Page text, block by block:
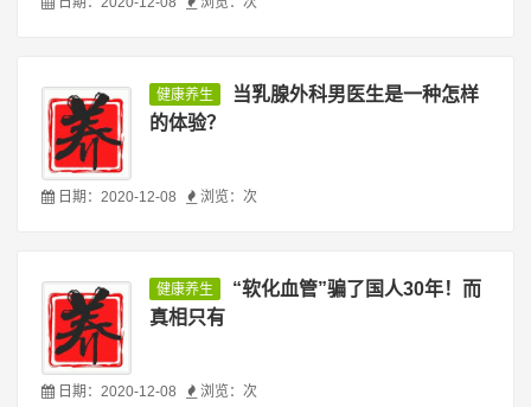
健康养生
当乳腺外科男医生是一种怎样
的体验？
日期：2020-12-08 浏览： 次
健康养生
“软化血管”骗了国人30年！而
真相只有
日期：2020-12-08 浏览： 次